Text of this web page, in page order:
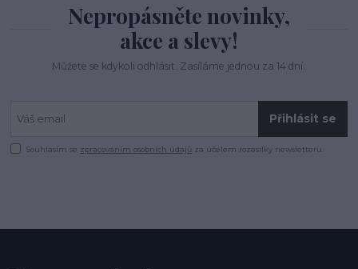
Nepropásněte novinky,
akce a slevy!
Můžete se kdykoli odhlásit. Zasíláme jednou za 14 dní.
Přihlásit se
Souhlasím se zpracováním osobních údajů za účelem rozesílky newsletteru.